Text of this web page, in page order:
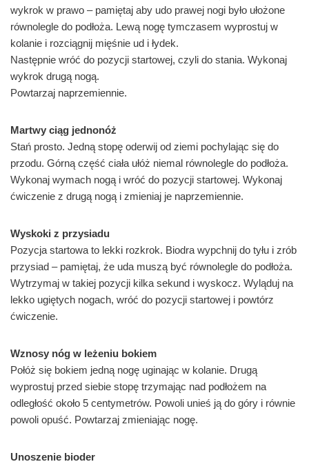
wykrok w prawo – pamiętaj aby udo prawej nogi było ułożone
równolegle do podłoża. Lewą nogę tymczasem wyprostuj w
kolanie i rozciągnij mięśnie ud i łydek.
Następnie wróć do pozycji startowej, czyli do stania. Wykonaj
wykrok drugą nogą.
Powtarzaj naprzemiennie.
Martwy ciąg jednonóż
Stań prosto. Jedną stopę oderwij od ziemi pochylając się do
przodu. Górną część ciała ułóż niemal równolegle do podłoża.
Wykonaj wymach nogą i wróć do pozycji startowej. Wykonaj
ćwiczenie z drugą nogą i zmieniaj je naprzemiennie.
Wyskoki z przysiadu
Pozycja startowa to lekki rozkrok. Biodra wypchnij do tyłu i zrób
przysiad – pamiętaj, że uda muszą być równolegle do podłoża.
Wytrzymaj w takiej pozycji kilka sekund i wyskocz. Wyląduj na
lekko ugiętych nogach, wróć do pozycji startowej i powtórz
ćwiczenie.
Wznosy nóg w leżeniu bokiem
Połóż się bokiem jedną nogę uginając w kolanie. Drugą
wyprostuj przed siebie stopę trzymając nad podłożem na
odległość około 5 centymetrów. Powoli unieś ją do góry i równie
powoli opuść. Powtarzaj zmieniając nogę.
Unoszenie bioder